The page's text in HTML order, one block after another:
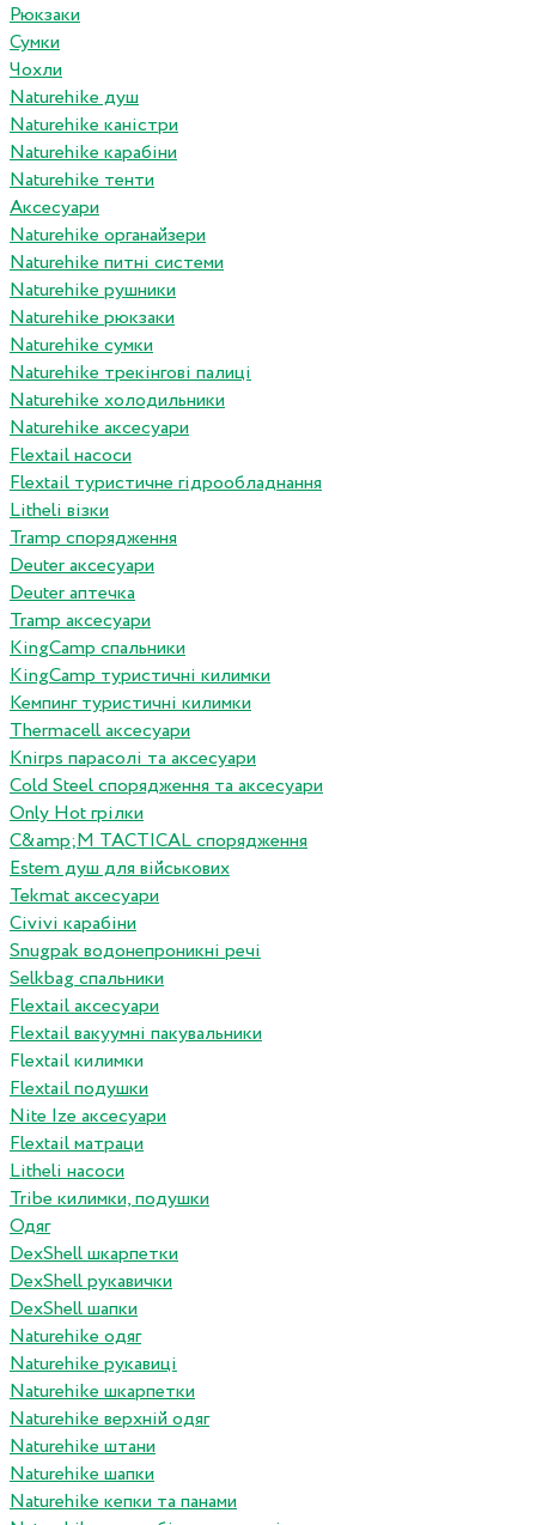
Рюкзаки
Сумки
Чохли
Naturehike душ
Naturehike каністри
Naturehike карабіни
Naturehike тенти
Аксесуари
Naturehike органайзери
Naturehike питні системи
Naturehike рушники
Naturehike рюкзаки
Naturehike сумки
Naturehike трекінгові палиці
Naturehike холодильники
Naturehike аксесуари
Flextail насоси
Flextail туристичне гідрообладнання
Litheli візки
Tramp спорядження
Deuter аксесуари
Deuter аптечка
Tramp аксесуари
KingCamp спальники
KingCamp туристичні килимки
Кемпинг туристичні килимки
Thermacell аксесуари
Knirps парасолі та аксесуари
Cold Steel спорядження та аксесуари
Only Hot грілки
C&amp;M TACTICAL спорядження
Estem душ для військових
Tekmat аксесуари
Сivivi карабіни
Snugpak водонепроникні речі
Selkbag спальники
Flextail аксесуари
Flextail вакуумні пакувальники
Flextail килимки
Flextail подушки
Nite Ize аксесуари
Flextail матраци
Litheli насоси
Tribe килимки, подушки
Одяг
DexShell шкарпетки
DexShell рукавички
DexShell шапки
Naturehike одяг
Naturehike рукавиці
Naturehike шкарпетки
Naturehike верхній одяг
Naturehike штани
Naturehike шапки
Naturehike кепки та панами